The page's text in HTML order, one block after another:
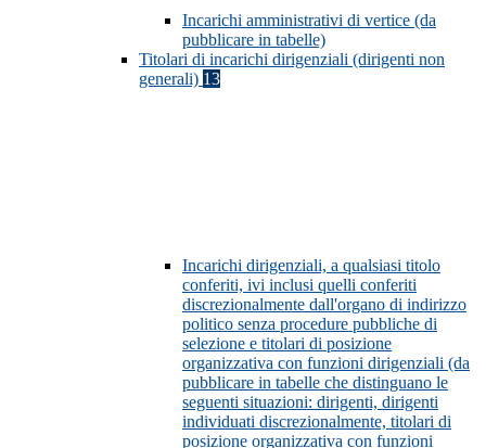
Incarichi amministrativi di vertice (da
pubblicare in tabelle)
Titolari di incarichi dirigenziali (dirigenti non
generali) 13
Incarichi dirigenziali, a qualsiasi titolo
conferiti, ivi inclusi quelli conferiti
discrezionalmente dall'organo di indirizzo
politico senza procedure pubbliche di
selezione e titolari di posizione
organizzativa con funzioni dirigenziali (da
pubblicare in tabelle che distinguano le
seguenti situazioni: dirigenti, dirigenti
individuati discrezionalmente, titolari di
posizione organizzativa con funzioni